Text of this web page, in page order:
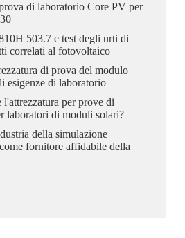
di laboratorio Core PV per
503.7 e test degli urti di
correlati al fotovoltaico
di prova del modulo
esigenze di laboratorio
per prove di
laboratori di moduli solari?
della simulazione
fornitore affidabile della